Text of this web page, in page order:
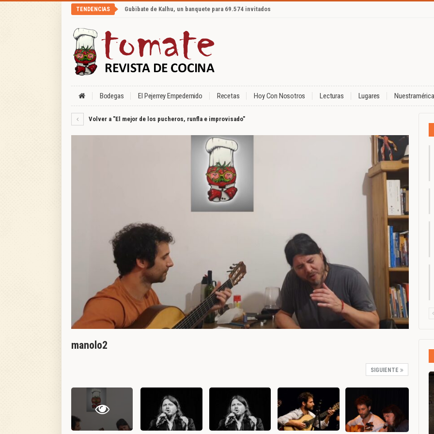
TENDENCIAS Gubibate de Kalhu, un banquete para 69.574 invitados
Bodegas El Pejerrey Empedernido Recetas Hoy Con Nosotros Lecturas Lugares Nuestramérica
Volver a "El mejor de los pucheros, runfla e improvisado"
manolo2
SIGUIENTE